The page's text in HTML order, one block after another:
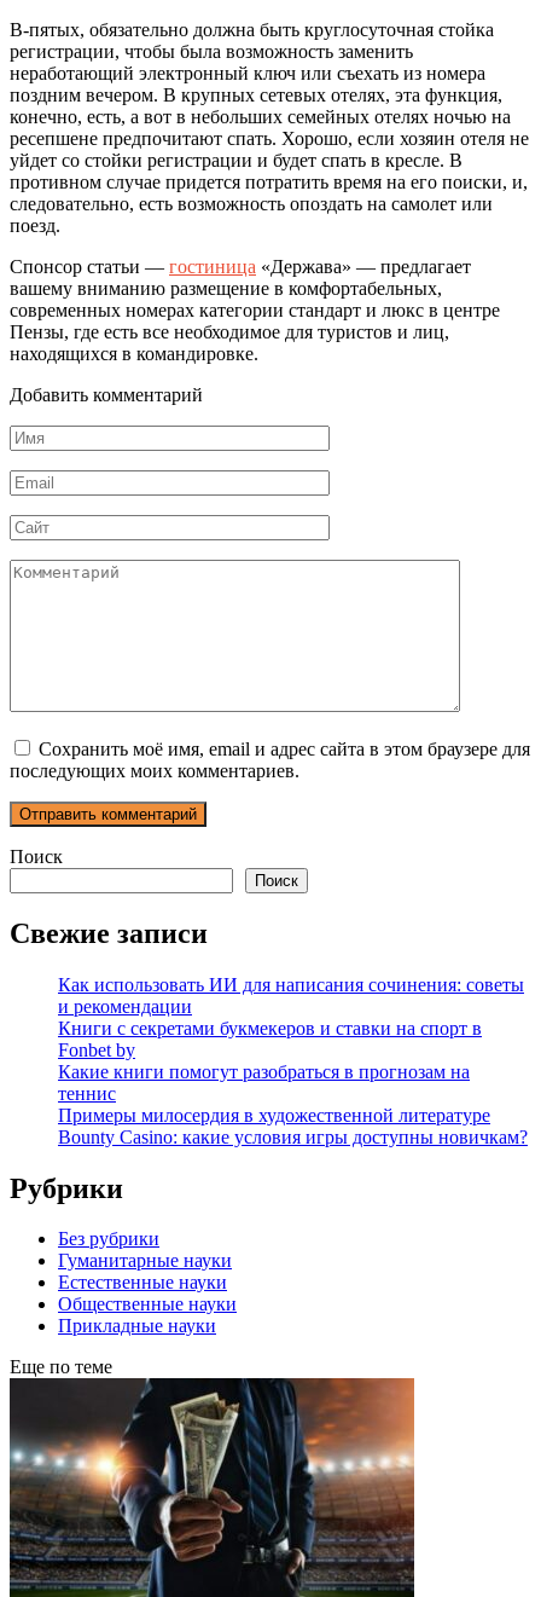
В-пятых, обязательно должна быть круглосуточная стойка
регистрации, чтобы была возможность заменить
неработающий электронный ключ или съехать из номера
поздним вечером. В крупных сетевых отелях, эта функция,
конечно, есть, а вот в небольших семейных отелях ночью на
ресепшене предпочитают спать. Хорошо, если хозяин отеля не
уйдет со стойки регистрации и будет спать в кресле. В
противном случае придется потратить время на его поиски, и,
следовательно, есть возможность опоздать на самолет или
поезд.
Спонсор статьи — гостиница «Держава» — предлагает
вашему вниманию размещение в комфортабельных,
современных номерах категории стандарт и люкс в центре
Пензы, где есть все необходимое для туристов и лиц,
находящихся в командировке.
Добавить комментарий
Имя
*
Email
*
Сайт
Комментарий
Сохранить моё имя, email и адрес сайта в этом браузере для
последующих моих комментариев.
Поиск
Поиск
Свежие записи
Как использовать ИИ для написания сочинения: советы
и рекомендации
Книги с секретами букмекеров и ставки на спорт в
Fonbet by
Какие книги помогут разобраться в прогнозам на
теннис
Примеры милосердия в художественной литературе
Bounty Casino: какие условия игры доступны новичкам?
Рубрики
Без рубрики
Гуманитарные науки
Естественные науки
Общественные науки
Прикладные науки
Еще по теме